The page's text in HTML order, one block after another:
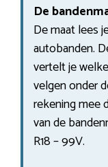
De
De maat lees
autobanden.
vertelt je
velgen onder
rekening mee
van de
R18 – 99V.